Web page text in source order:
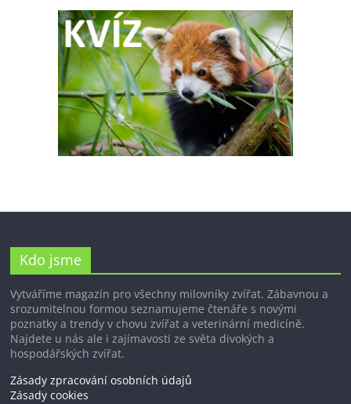
Kdo jsme
Vytváříme magazín pro všechny milovníky zvířat. Zábavnou a
srozumitelnou formou seznamujeme čtenáře s novými
poznatky a trendy v chovu zvířat a veterinární medicíně.
Najdete u nás ale i zajímavosti ze světa divokých a
hospodářských zvířat.
Zásady zpracování osobních údajů
Zásady cookies